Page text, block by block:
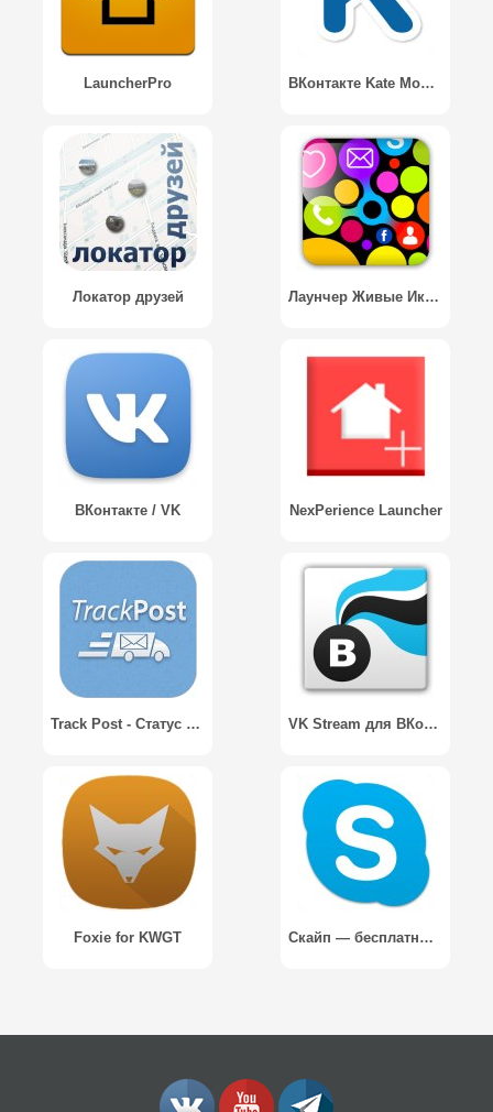
LauncherPro ВКонтакте Kate Mobile Pro / VK Kate Mobile Pro
Локатор друзей Лаунчер Живые Иконки / Launcher Live Icons
ВКонтакте / VK NexPerience Launcher
Track Post - Статус посылки VK Stream для ВКонтакте
Foxie for KWGT Скайп — бесплатные мгновенные сообщения и видеозв. / Skype - free IM & video calls